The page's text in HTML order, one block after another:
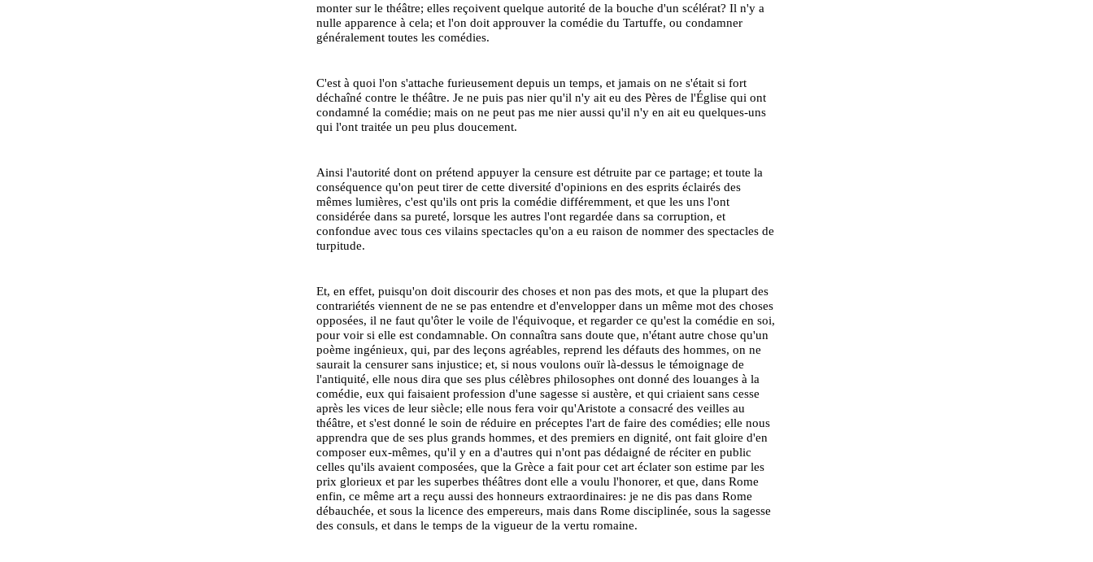
monter sur le théâtre; elles reçoivent quelque autorité de la bouche d'un scélérat? Il n'y a
nulle apparence à cela; et l'on doit approuver la comédie du Tartuffe, ou condamner
généralement toutes les comédies.
C'est à quoi l'on s'attache furieusement depuis un temps, et jamais on ne s'était si fort
déchaîné contre le théâtre. Je ne puis pas nier qu'il n'y ait eu des Pères de l'Église qui ont
condamné la comédie; mais on ne peut pas me nier aussi qu'il n'y en ait eu quelques-uns
qui l'ont traitée un peu plus doucement.
Ainsi l'autorité dont on prétend appuyer la censure est détruite par ce partage; et toute la
conséquence qu'on peut tirer de cette diversité d'opinions en des esprits éclairés des
mêmes lumières, c'est qu'ils ont pris la comédie différemment, et que les uns l'ont
considérée dans sa pureté, lorsque les autres l'ont regardée dans sa corruption, et
confondue avec tous ces vilains spectacles qu'on a eu raison de nommer des spectacles de
turpitude.
Et, en effet, puisqu'on doit discourir des choses et non pas des mots, et que la plupart des
contrariétés viennent de ne se pas entendre et d'envelopper dans un même mot des choses
opposées, il ne faut qu'ôter le voile de l'équivoque, et regarder ce qu'est la comédie en soi,
pour voir si elle est condamnable. On connaîtra sans doute que, n'étant autre chose qu'un
poème ingénieux, qui, par des leçons agréables, reprend les défauts des hommes, on ne
saurait la censurer sans injustice; et, si nous voulons ouïr là-dessus le témoignage de
l'antiquité, elle nous dira que ses plus célèbres philosophes ont donné des louanges à la
comédie, eux qui faisaient profession d'une sagesse si austère, et qui criaient sans cesse
après les vices de leur siècle; elle nous fera voir qu'Aristote a consacré des veilles au
théâtre, et s'est donné le soin de réduire en préceptes l'art de faire des comédies; elle nous
apprendra que de ses plus grands hommes, et des premiers en dignité, ont fait gloire d'en
composer eux-mêmes, qu'il y en a d'autres qui n'ont pas dédaigné de réciter en public
celles qu'ils avaient composées, que la Grèce a fait pour cet art éclater son estime par les
prix glorieux et par les superbes théâtres dont elle a voulu l'honorer, et que, dans Rome
enfin, ce même art a reçu aussi des honneurs extraordinaires: je ne dis pas dans Rome
débauchée, et sous la licence des empereurs, mais dans Rome disciplinée, sous la sagesse
des consuls, et dans le temps de la vigueur de la vertu romaine.